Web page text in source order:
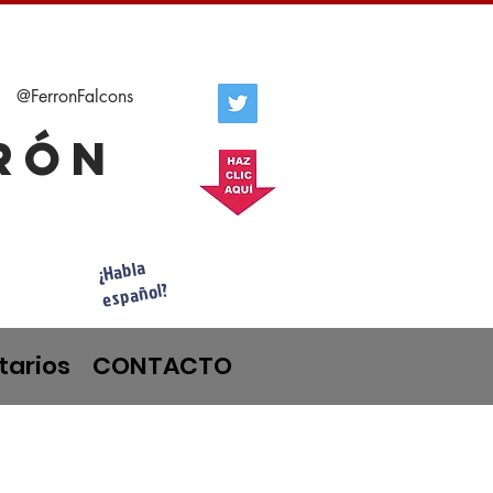
@FerronFalcons
¿Habla
español?
CONTACTO